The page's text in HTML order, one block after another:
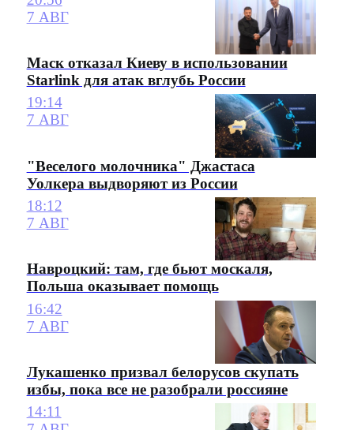
7 АВГ
Маск отказал Киеву в использовании
Starlink для атак вглубь России
19:14
7 АВГ
"Веселого молочника" Джастаса
Уолкера выдворяют из России
18:12
7 АВГ
Навроцкий: там, где бьют москаля,
Польша оказывает помощь
16:42
7 АВГ
Лукашенко призвал белорусов скупать
избы, пока все не разобрали россияне
14:11